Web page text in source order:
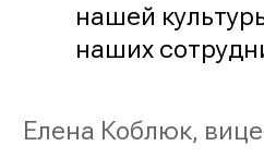
нашей
наших
Елена Коблюк,